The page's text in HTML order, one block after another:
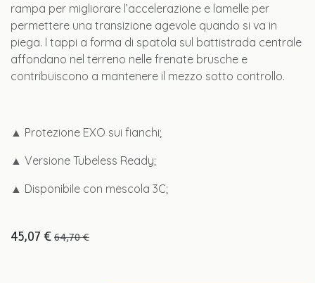
rampa per migliorare l’accelerazione e lamelle per
permettere una transizione agevole quando si va in
piega. I tappi a forma di spatola sul battistrada centrale
affondano nel terreno nelle frenate brusche e
contribuiscono a mantenere il mezzo sotto controllo.
▲ Protezione EXO sui fianchi;
▲ Versione Tubeless Ready;
▲ Disponibile con mescola 3C;
45,07 € 64,70€